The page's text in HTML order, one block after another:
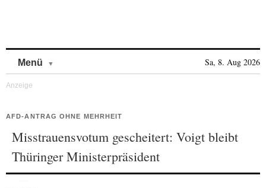
Menü Sa, 8. Aug 2026
AFD-ANTRAG OHNE MEHRHEIT
Misstrauensvotum gescheitert: Voigt bleibt
Thüringer Ministerpräsident